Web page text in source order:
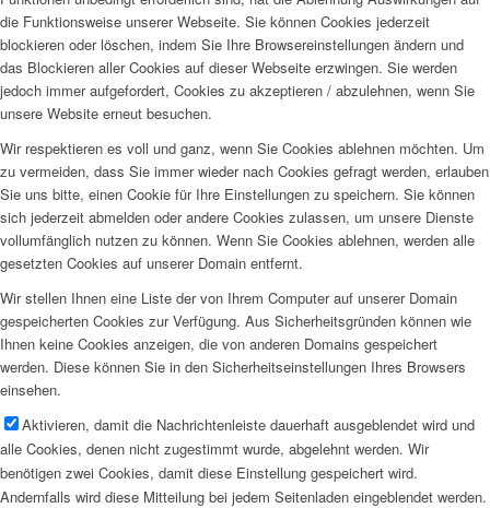
die Funktionsweise unserer Webseite. Sie können Cookies jederzeit
blockieren oder löschen, indem Sie Ihre Browsereinstellungen ändern und
das Blockieren aller Cookies auf dieser Webseite erzwingen. Sie werden
jedoch immer aufgefordert, Cookies zu akzeptieren / abzulehnen, wenn Sie
unsere Website erneut besuchen.
Wir respektieren es voll und ganz, wenn Sie Cookies ablehnen möchten. Um
zu vermeiden, dass Sie immer wieder nach Cookies gefragt werden, erlauben
Sie uns bitte, einen Cookie für Ihre Einstellungen zu speichern. Sie können
sich jederzeit abmelden oder andere Cookies zulassen, um unsere Dienste
vollumfänglich nutzen zu können. Wenn Sie Cookies ablehnen, werden alle
gesetzten Cookies auf unserer Domain entfernt.
Wir stellen Ihnen eine Liste der von Ihrem Computer auf unserer Domain
gespeicherten Cookies zur Verfügung. Aus Sicherheitsgründen können wie
Ihnen keine Cookies anzeigen, die von anderen Domains gespeichert
werden. Diese können Sie in den Sicherheitseinstellungen Ihres Browsers
einsehen.
Aktivieren, damit die Nachrichtenleiste dauerhaft ausgeblendet wird und
alle Cookies, denen nicht zugestimmt wurde, abgelehnt werden. Wir
benötigen zwei Cookies, damit diese Einstellung gespeichert wird.
Andernfalls wird diese Mitteilung bei jedem Seitenladen eingeblendet werden.